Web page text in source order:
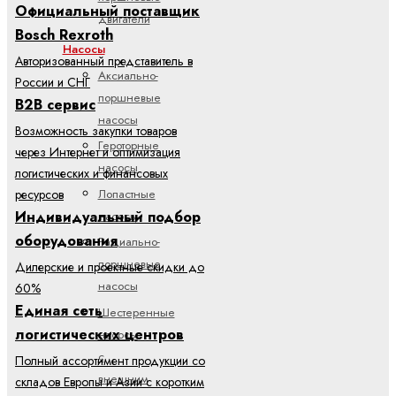
двигатели
Насосы
Аксиально-
поршневые
насосы
Героторные
насосы
Лопастные
насосы
Радиально-
поршневые
насосы
Шестеренные
насосы
с
внешним
Официальный поставщик
Bosch Rexroth
Авторизованный представитель в
России и СНГ
B2B сервис
Возможность закупки товаров
через Интернет и оптимизация
логистических и финансовых
ресурсов
Индивидуальный подбор
оборудования
Дилерские и проектные скидки до
60%
Единая сеть
логистических центров
Полный ассортимент продукции со
складов Европы и Азии с коротким